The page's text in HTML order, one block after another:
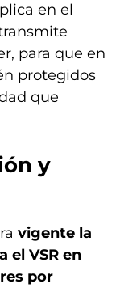
en el
para que en
protegidos
que
y
vigente la
el VSR en
por